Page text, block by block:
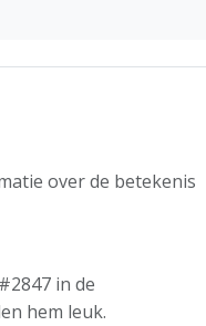
over de betekenis
in de
hem leuk.